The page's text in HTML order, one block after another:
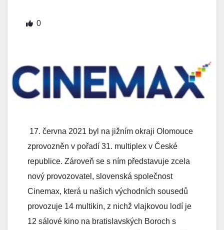
0
17. června 2021 byl na jižním okraji Olomouce
zprovozněn v pořadí 31. multiplex v České
republice. Zároveň se s ním představuje zcela
nový provozovatel, slovenská společnost
Cinemax, která u našich východních sousedů
provozuje 14 multikin, z nichž vlajkovou lodí je
12 sálové kino na bratislavských Boroch s